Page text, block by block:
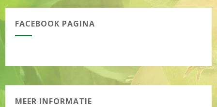
FACEBOOK PAGINA
MEER INFORMATIE